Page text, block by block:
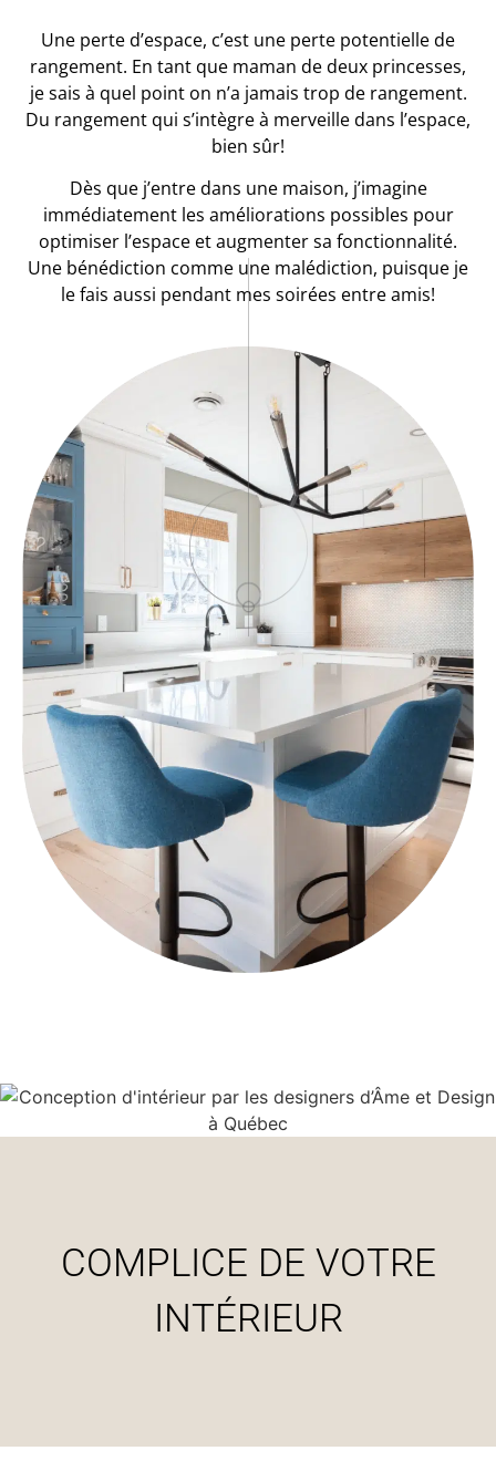
Une perte d’espace, c’est une perte potentielle de
rangement. En tant que maman de deux princesses,
je sais à quel point on n’a jamais trop de rangement.
Du rangement qui s’intègre à merveille dans l’espace,
bien sûr!
Dès que j’entre dans une maison, j’imagine
immédiatement les améliorations possibles pour
optimiser l’espace et augmenter sa fonctionnalité.
Une bénédiction comme une malédiction, puisque je
le fais aussi pendant mes soirées entre amis!
COMPLICE DE VOTRE
INTÉRIEUR